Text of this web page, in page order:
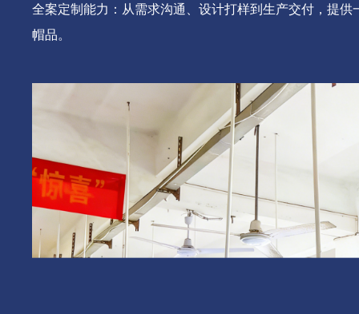
全案定制能力 ：从需求沟通、设计打样到生产交付，提
帽品。